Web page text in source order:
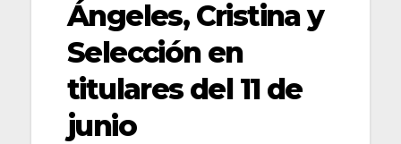
Ángeles, Cristina y
Selección en
titulares del 11 de
junio